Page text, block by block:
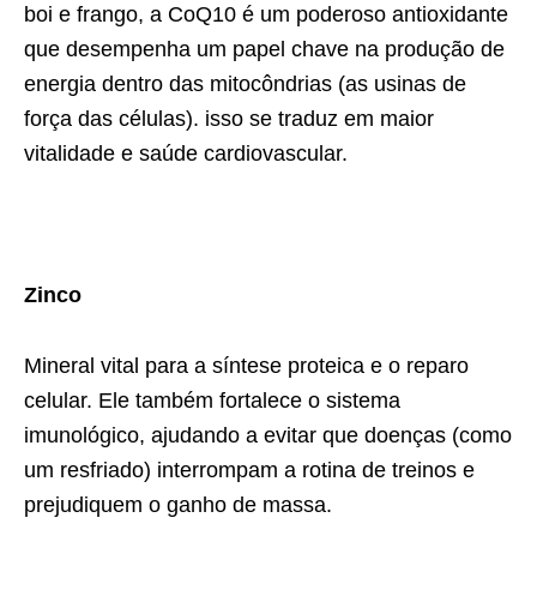
boi e frango, a CoQ10 é um poderoso antioxidante
que desempenha um papel chave na produção de
energia dentro das mitocôndrias (as usinas de
força das células). isso se traduz em maior
vitalidade e saúde cardiovascular.
Zinco
Mineral vital para a síntese proteica e o reparo
celular. Ele também fortalece o sistema
imunológico, ajudando a evitar que doenças (como
um resfriado) interrompam a rotina de treinos e
prejudiquem o ganho de massa.